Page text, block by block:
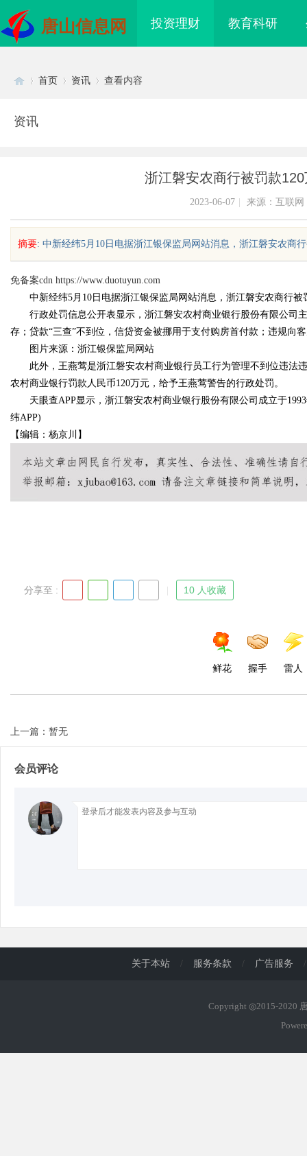
唐山信息网 投资理财 教育科研
sc
uz
首页 资讯 查看内容
资讯
浙江磐安农商行被罚款
2023-06-07 来源：互联网
摘要: 中新经纬5月10日电据浙江银保监局网站消息，浙江磐安农商
免备案cdn https://www.duotuyun.com
中新经纬5月10日电据浙江银保监局网站消息，浙江磐安农商行被
行政处罚信息公开表显示，浙江磐安农村商业银行股份有限公司
存；贷款“三查”不到位，信贷资金被挪用于支付购房首付款；违规向
图片来源：浙江银保监局网站
此外，王燕莺是浙江磐安农村商业银行员工行为管理不到位违法
农村商业银行罚款人民币120万元，给予王燕莺警告的行政处罚。
天眼查APP显示，浙江磐安农村商业银行股份有限公司成立于1993
纬APP)
【编辑：杨京川】
分享至 : 10 人收藏
鲜花 握手 雷人
上一篇：暂无
会员评论
CO2 雕刻切割机：现代制造业的变革
者
武汉配眼
关于本站 / 服务条款 / 广告服务 /
Copyright ◎2015-2020